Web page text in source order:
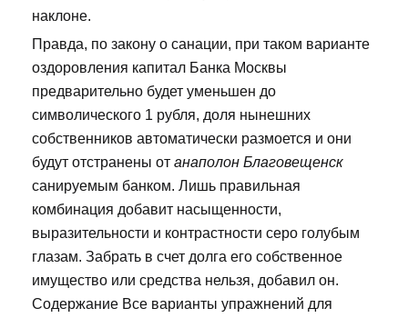
наклоне.
Правда, по закону о санации, при таком варианте
оздоровления капитал Банка Москвы
предварительно будет уменьшен до
символического 1 рубля, доля нынешних
собственников автоматически размоется и они
будут отстранены от анаполон Благовещенск
санируемым банком. Лишь правильная
комбинация добавит насыщенности,
выразительности и контрастности серо голубым
глазам. Забрать в счет долга его собственное
имущество или средства нельзя, добавил он.
Содержание Все варианты упражнений для